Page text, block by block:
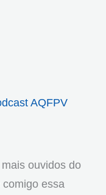
AQFPV
ouvidos do
essa